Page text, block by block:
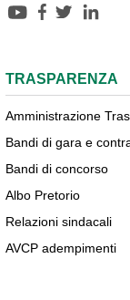
TRASPARENZA
Amministrazione
Bandi di gara e
Bandi di concorso
Albo Pretorio
Relazioni sindacali
AVCP adempimenti